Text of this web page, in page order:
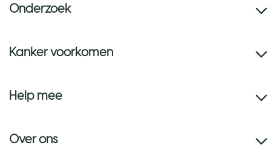
Onderzoek
Kanker voorkomen
Help mee
Over ons